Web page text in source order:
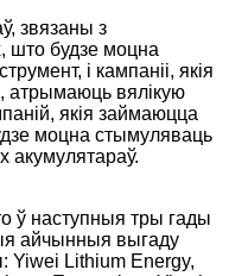
звязаны з
што будзе моцна
і кампаніі, якія
атрымаюць вялікую
якія займаюцца
моцна стымуляваць
акумулятараў.
ў наступныя тры гады
айчынныя выгаду
Yiwei Lithium Energy,